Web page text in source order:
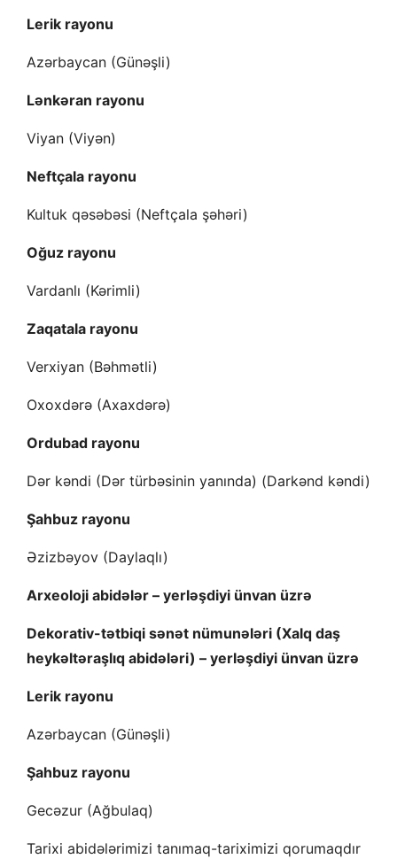
Lerik rayonu
Azərbaycan (Günəşli)
Lənkəran rayonu
Viyan (Viyən)
Neftçala rayonu
Kultuk qəsəbəsi (Neftçala şəhəri)
Oğuz rayonu
Vardanlı (Kərimli)
Zaqatala rayonu
Verxiyan (Bəhmətli)
Oxoxdərə (Axaxdərə)
Ordubad rayonu
Dər kəndi (Dər türbəsinin yanında) (Darkənd kəndi)
Şahbuz rayonu
Əzizbəyov (Daylaqlı)
Arxeoloji abidələr – yerləşdiyi ünvan üzrə
Dekorativ-tətbiqi sənət nümunələri (Xalq daş
heykəltəraşlıq abidələri) – yerləşdiyi ünvan üzrə
Lerik rayonu
Azərbaycan (Günəşli)
Şahbuz rayonu
Gecəzur (Ağbulaq)
Tarixi abidələrimizi tanımaq-tariximizi qorumaqdır